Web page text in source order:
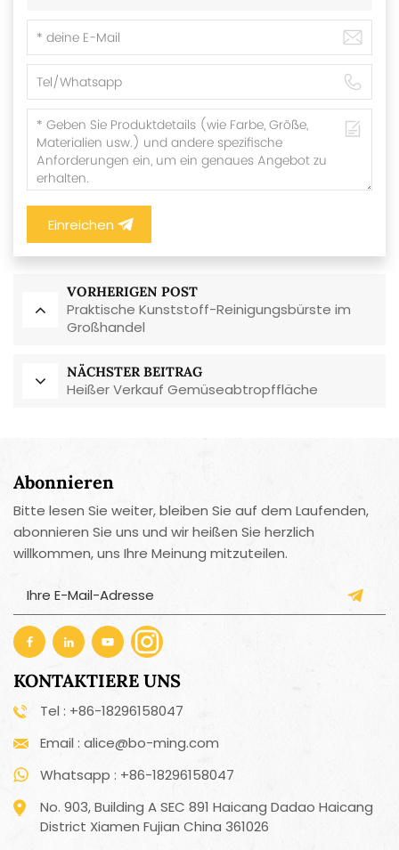
Einreichen
VORHERIGEN POST
Praktische Kunststoff-Reinigungsbürste im
Großhandel
NÄCHSTER BEITRAG
Heißer Verkauf Gemüseabtropffläche
Abonnieren
Bitte lesen Sie weiter, bleiben Sie auf dem Laufenden,
abonnieren Sie uns und wir heißen Sie herzlich
willkommen, uns Ihre Meinung mitzuteilen.
KONTAKTIERE UNS
Tel : +86-18296158047
Email : alice@bo-ming.com
Whatsapp : +86-18296158047
No. 903, Building A SEC 891 Haicang Dadao Haicang
District Xiamen Fujian China 361026